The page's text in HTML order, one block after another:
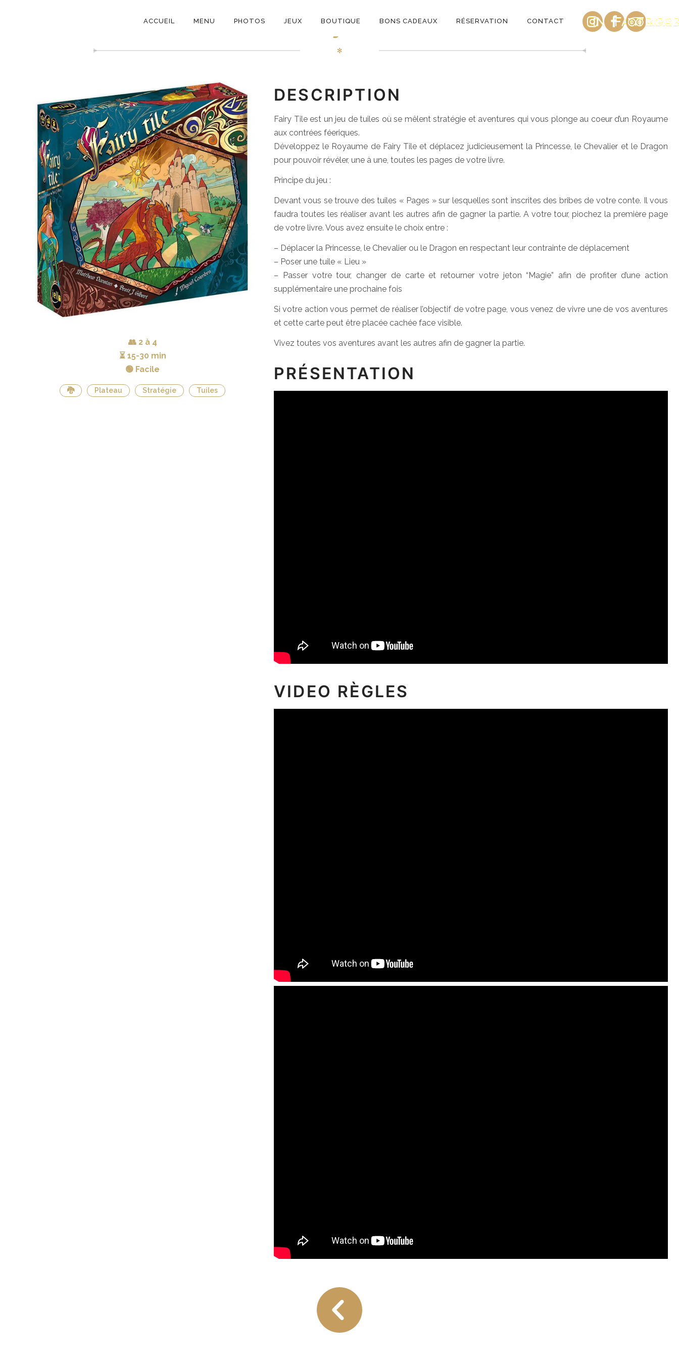
NAVIGATION
ACCUEIL MENU PHOTOS JEUX BOUTIQUE BONS CADEAUX RÉSERVATION CONTACT INSTAGRAM
Fairy Tile
✻
👥 2 à 4
⏳ 15-30 min
🟢 Facile
🐉 Plateau Stratégie Tuiles
DESCRIPTION
Fairy Tile est un jeu de tuiles où se mêlent stratégie et aventures qui vous plonge au coeur d’un Royaume
aux contrées féeriques.
Développez le Royaume de Fairy Tile et déplacez judicieusement la Princesse, le Chevalier et le Dragon
pour pouvoir révéler, une à une, toutes les pages de votre livre.
Principe du jeu :
Devant vous se trouve des tuiles « Pages » sur lesquelles sont inscrites des bribes de votre conte. Il vous
faudra toutes les réaliser avant les autres afin de gagner la partie. A votre tour, piochez la première page
de votre livre. Vous avez ensuite le choix entre :
– Déplacer la Princesse, le Chevalier ou le Dragon en respectant leur contrainte de déplacement
– Poser une tuile « Lieu »
– Passer votre tour, changer de carte et retourner votre jeton “Magie” afin de profiter d’une action
supplémentaire une prochaine fois
Si votre action vous permet de réaliser l’objectif de votre page, vous venez de vivre une de vos aventures
et cette carte peut être placée cachée face visible.
Vivez toutes vos aventures avant les autres afin de gagner la partie.
PRÉSENTATION
VIDEO RÈGLES